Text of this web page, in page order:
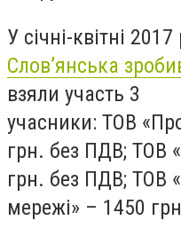
У січні-квітні
Слов’янська
взяли участь 3
учасники: ТОВ
грн. без ПДВ; ТОВ
грн. без ПДВ; ТОВ
мережі» – 1450